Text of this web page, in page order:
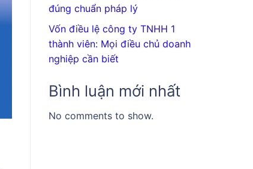
đúng chuẩn pháp lý
Vốn điều lệ công ty TNHH 1
thành viên: Mọi điều chủ doanh
nghiệp cần biết
Bình luận mới nhất
No comments to show.